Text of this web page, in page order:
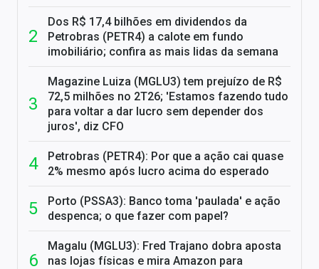
Dos R$ 17,4 bilhões em dividendos da
Petrobras (PETR4) a calote em fundo
imobiliário; confira as mais lidas da semana
Magazine Luiza (MGLU3) tem prejuízo de R$
72,5 milhões no 2T26; 'Estamos fazendo tudo
para voltar a dar lucro sem depender dos
juros', diz CFO
Petrobras (PETR4): Por que a ação cai quase
2% mesmo após lucro acima do esperado
Porto (PSSA3): Banco toma 'paulada' e ação
despenca; o que fazer com papel?
Magalu (MGLU3): Fred Trajano dobra aposta
nas lojas físicas e mira Amazon para